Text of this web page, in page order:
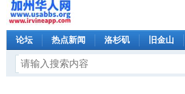
论坛 热点新闻 洛杉矶 旧金山